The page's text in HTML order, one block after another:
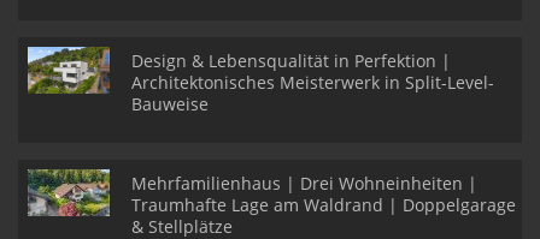
Design & Lebensqualität in Perfektion |
Architektonisches Meisterwerk in Split-Level-
Bauweise
Mehrfamilienhaus | Drei Wohneinheiten |
Traumhafte Lage am Waldrand | Doppelgarage
& Stellplätze